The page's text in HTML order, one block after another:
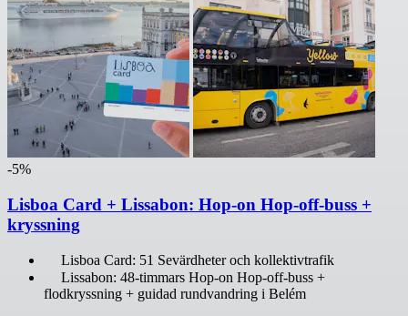
-5%
Lisboa Card + Lissabon: Hop-on Hop-off-buss +
kryssning
Lisboa Card: 51 Sevärdheter och kollektivtrafik
Lissabon: 48-timmars Hop-on Hop-off-buss +
flodkryssning + guidad rundvandring i Belém